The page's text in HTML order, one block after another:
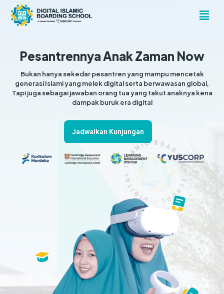
Pesantrennya Anak Zaman Now
Bukan hanya sekedar pesantren yang mampu mencetak
generasi Islami yang melek digital serta berwawasan global,
Tapi juga sebagai jawaban orang tua yang takut anaknya kena
dampak buruk era digital
Jadwalkan Kunjungan